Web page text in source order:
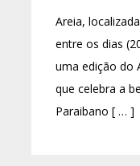
Areia,
entre os dias
uma edição do
que celebra a
Paraibano [ … ]